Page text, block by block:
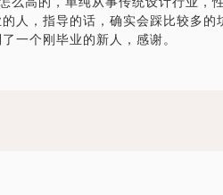
人，指导的话，确实会踩比较多的
一个刚毕业的新人，感谢。